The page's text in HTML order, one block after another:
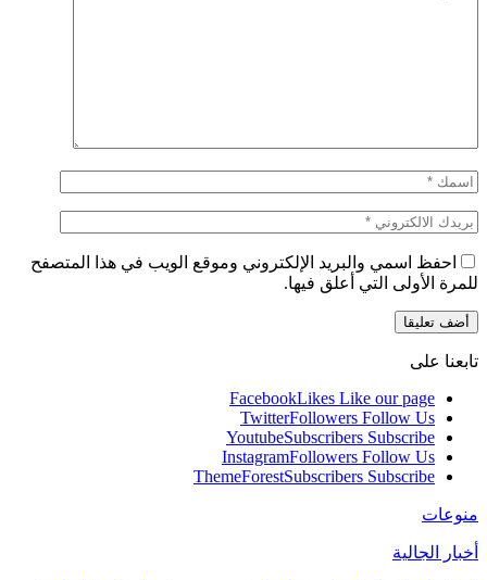
احفظ اسمي والبريد الإلكتروني وموقع الويب في هذا المتصفح
للمرة الأولى التي أعلق فيها.
تابعنا على
FacebookLikes Like our page
TwitterFollowers Follow Us
YoutubeSubscribers Subscribe
InstagramFollowers Follow Us
ThemeForestSubscribers Subscribe
منوعات
أخبار الجالية